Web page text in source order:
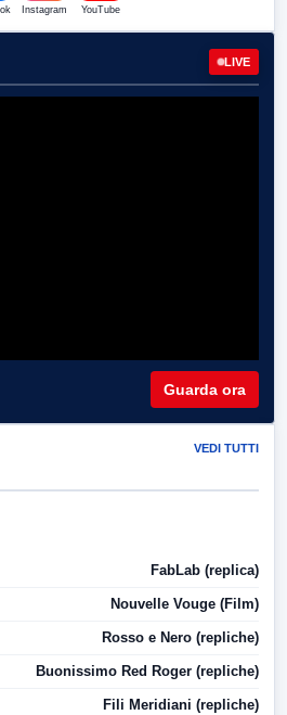
Instagram YouTube
LIVE
Guarda ora
VEDI TUTTI
FabLab (replica)
Nouvelle Vouge (Film)
Rosso e Nero (repliche)
Buonissimo Red Roger (repliche)
Fili Meridiani (repliche)